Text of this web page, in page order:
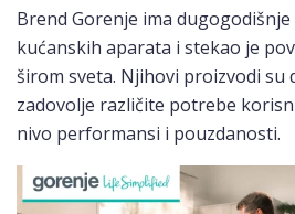
Brend Gorenje ima
kućanskih aparata i stekao je
širom sveta. Njihovi proizvodi su
zadovolje različite potrebe
nivo performansi i pouzdanosti.